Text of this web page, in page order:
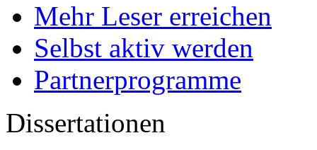
Mehr Leser erreichen
Selbst aktiv werden
Partnerprogramme
Dissertationen